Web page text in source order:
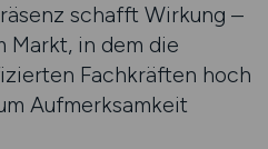
schafft Wirkung –
Markt, in dem die
Fachkräften hoch
Aufmerksamkeit